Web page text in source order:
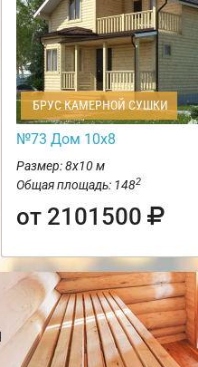
БРУС КАМЕРНОЙ СУШКИ
№73 Дом 10х8
Размер: 8х10 м
Общая площадь: 1482
от 2101500